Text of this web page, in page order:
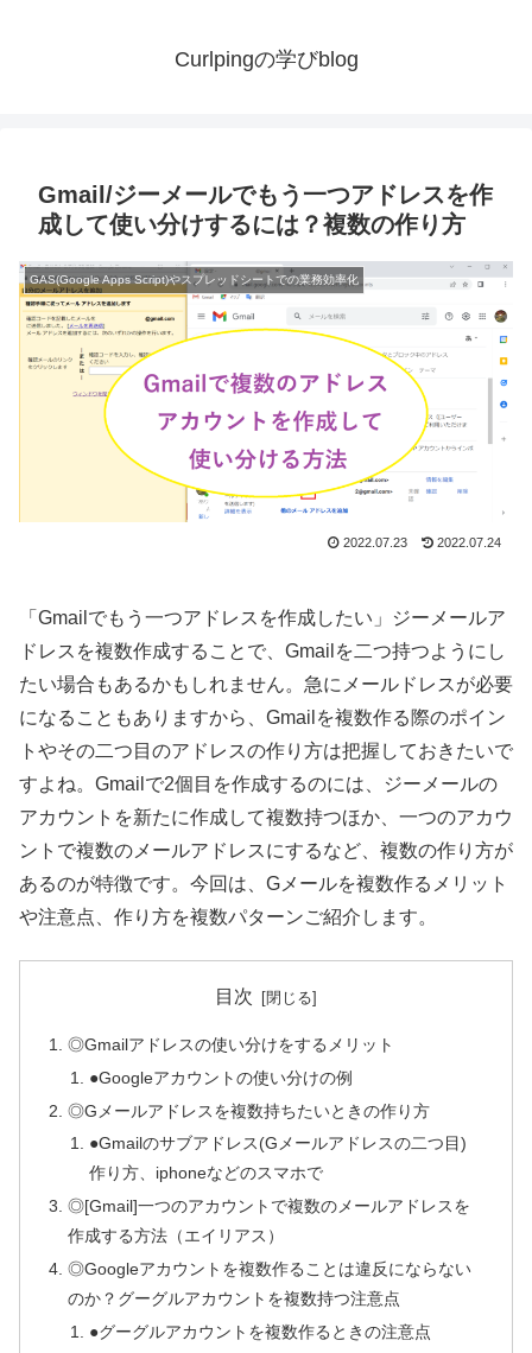
Curlpingの学びblog
Gmail/ジーメールでもう一つアドレスを作
成して使い分けするには？複数の作り方
GAS(Google Apps Script)やスプレッドシートでの業務効率化
2022.07.23 2022.07.24
「Gmailでもう一つアドレスを作成したい」ジーメールア
ドレスを複数作成することで、Gmailを二つ持つようにし
たい場合もあるかもしれません。急にメールドレスが必要
になることもありますから、Gmailを複数作る際のポイン
トやその二つ目のアドレスの作り方は把握しておきたいで
すよね。Gmailで2個目を作成するのには、ジーメールの
アカウントを新たに作成して複数持つほか、一つのアカウ
ントで複数のメールアドレスにするなど、複数の作り方が
あるのが特徴です。今回は、Gメールを複数作るメリット
や注意点、作り方を複数パターンご紹介します。
目次
◎Gmailアドレスの使い分けをするメリット
●Googleアカウントの使い分けの例
◎Gメールアドレスを複数持ちたいときの作り方
●Gmailのサブアドレス(Gメールアドレスの二つ目)
作り方、iphoneなどのスマホで
◎[Gmail]一つのアカウントで複数のメールアドレスを
作成する方法（エイリアス）
◎Googleアカウントを複数作ることは違反にならない
のか？グーグルアカウントを複数持つ注意点
●グーグルアカウントを複数作るときの注意点